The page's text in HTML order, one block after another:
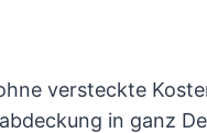
versteckte
in ganz